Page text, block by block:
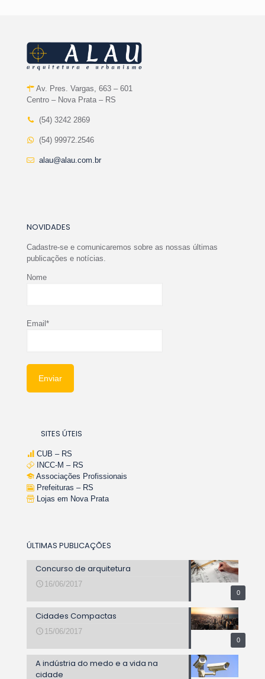
Av. Pres. Vargas, 663 – 601
Centro – Nova Prata – RS
(54) 3242 2869
(54) 99972.2546
alau@alau.com.br
NOVIDADES
Cadastre-se e comunicaremos sobre as nossas últimas
publicações e notícias.
Nome
Email*
SITES ÚTEIS
CUB – RS
INCC-M – RS
Associações Profissionais
Prefeituras – RS
Lojas em Nova Prata
ÚLTIMAS PUBLICAÇÕES
0
Concurso de arquitetura
16/06/2017
0
Cidades Compactas
15/06/2017
A indústria do medo e a vida na
cidade